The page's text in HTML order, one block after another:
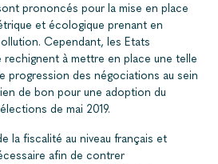
prononcés pour la mise en place
et écologique prenant en
Cependant, les Etats
rechignent à mettre en place une telle
progression des négociations au sein
de bon pour une adoption du
de mai 2019.
la fiscalité au niveau français et
afin de contrer